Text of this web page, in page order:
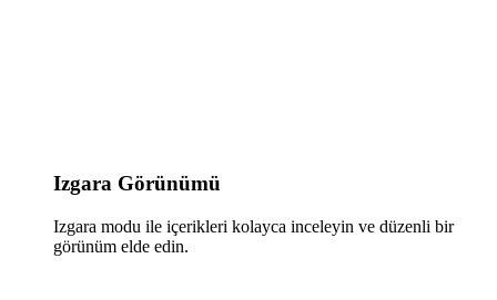
Izgara Görünümü
Izgara modu ile içerikleri kolayca inceleyin ve düzenli bir
görünüm elde edin.